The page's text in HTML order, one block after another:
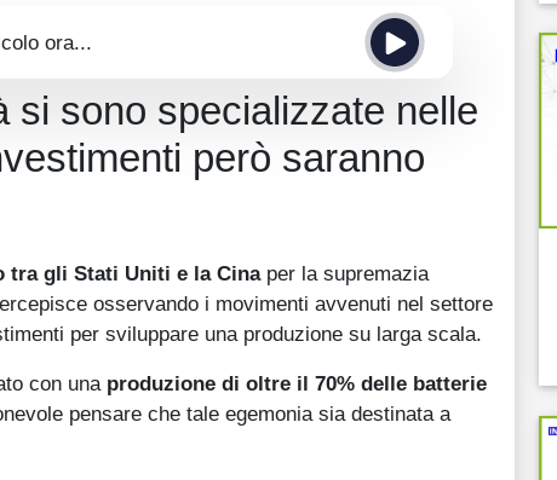
ora...
si sono specializzate nelle
però saranno
tra gli Stati Uniti e la Cinaper la supremazia
osservando i movimenti avvenuti nel settore
per sviluppare una produzione su larga scala.
con una produzione di oltre il 70% delle batterie
pensare che tale egemonia sia destinata a